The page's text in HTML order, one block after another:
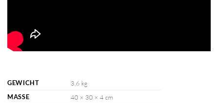
GEWICHT
3,6 kg
MASSE
40 × 30 × 4 cm